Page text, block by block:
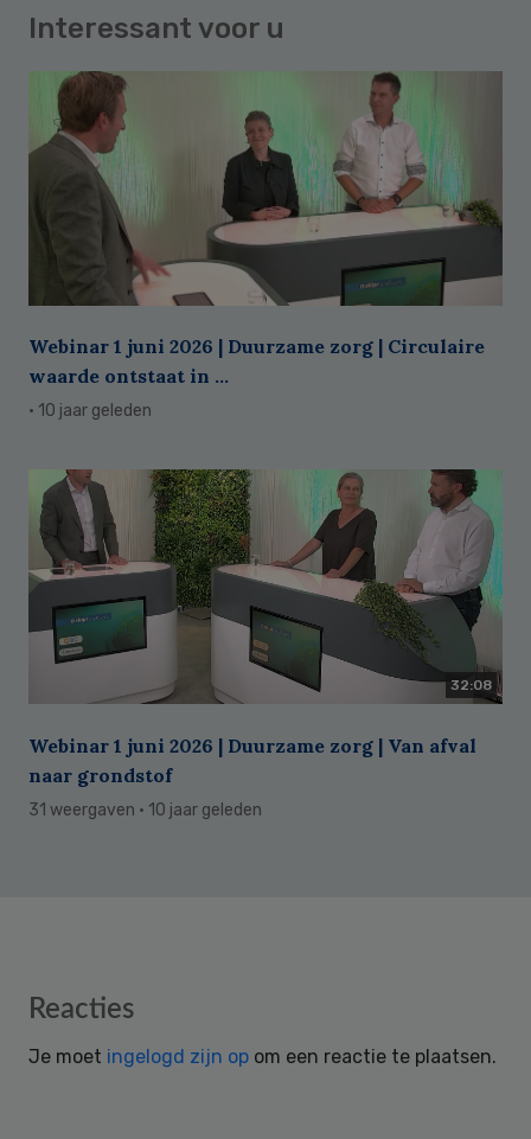
Interessant voor u
Webinar 1 juni 2026 | Duurzame zorg | Circulaire
waarde ontstaat in ...
· 10 jaar geleden
32:08
Webinar 1 juni 2026 | Duurzame zorg | Van afval
naar grondstof
31 weergaven · 10 jaar geleden
Reader
Reacties
Je moet ingelogd zijn op om een reactie te plaatsen.